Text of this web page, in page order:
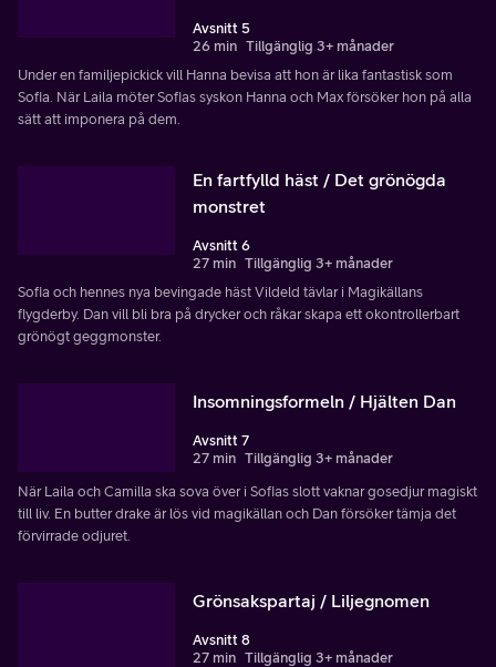
Avsnitt 5
26 min Tillgänglig 3+ månader
Under en familjepickick vill Hanna bevisa att hon är lika fantastisk som
Sofia. När Laila möter Sofias syskon Hanna och Max försöker hon på alla
sätt att imponera på dem.
En fartfylld häst / Det grönögda
monstret
Avsnitt 6
27 min Tillgänglig 3+ månader
Sofia och hennes nya bevingade häst Vildeld tävlar i Magikällans
flygderby. Dan vill bli bra på drycker och råkar skapa ett okontrollerbart
grönögt geggmonster.
Insomningsformeln / Hjälten Dan
Avsnitt 7
27 min Tillgänglig 3+ månader
När Laila och Camilla ska sova över i Sofias slott vaknar gosedjur magiskt
till liv. En butter drake är lös vid magikällan och Dan försöker tämja det
förvirrade odjuret.
Grönsakspartaj / Liljegnomen
Avsnitt 8
27 min Tillgänglig 3+ månader